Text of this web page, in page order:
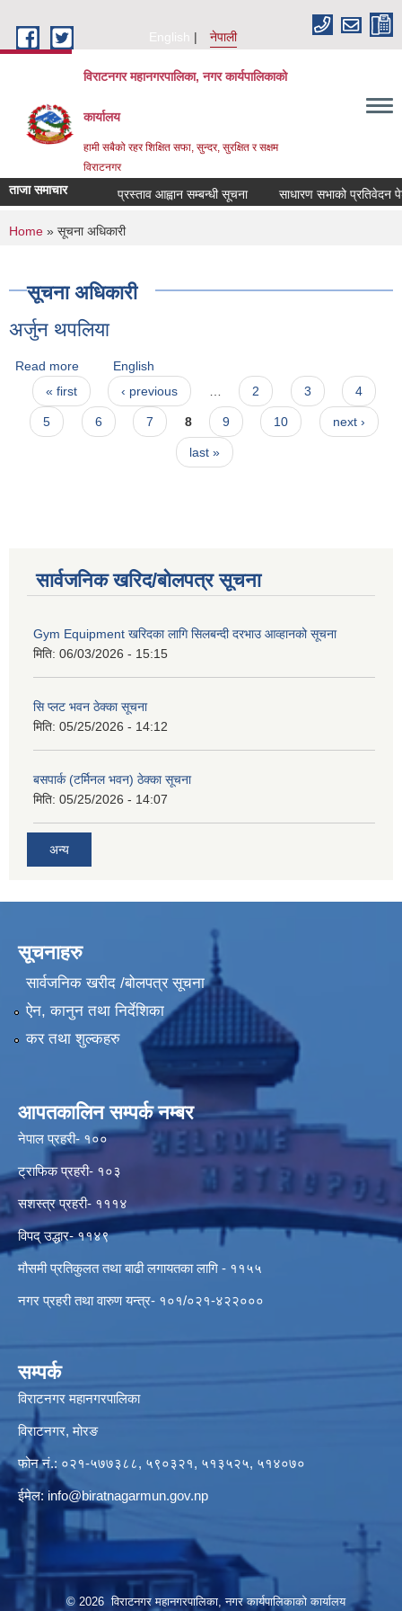
English
नेपाली
विराटनगर महानगरपालिका, नगर कार्यपालिकाको
कार्यालय
हामी सबैको रहर शिक्षित सफा, सुन्दर, सुरक्षित र सक्षम
विराटनगर
ताजा समाचार प्रस्ताव आह्वान सम्बन्धी सूचना साधारण सभाको प्रतिवेदन
You are here
Home » सूचना अधिकारी
सूचना अधिकारी
अर्जुन थपलिया
Read more about अर्जुन थपलिया
English
Pages
« first ‹ previous … 2 3 4
5 6 7 8 9 10 next ›
last »
सार्वजनिक खरिद/बोलपत्र सूचना
Gym Equipment खरिदका लागि सिलबन्दी दरभाउ आव्हानको सूचना
मिति: 06/03/2026 - 15:15
सि प्लट भवन ठेक्का सूचना
मिति: 05/25/2026 - 14:12
बसपार्क (टर्मिनल भवन) ठेक्का सूचना
मिति: 05/25/2026 - 14:07
अन्य
सूचनाहरु
सार्वजनिक खरीद /बोलपत्र सूचना
ऐन, कानुन तथा निर्देशिका
कर तथा शुल्कहरु
आपतकालिन सम्पर्क नम्बर
नेपाल प्रहरी- १००
ट्राफिक प्रहरी- १०३
सशस्त्र प्रहरी- १११४
विपद् उद्धार- ११४९
मौसमी प्रतिकुलत तथा बाढी लगायतका लागि - ११५५
नगर प्रहरी तथा वारुण यन्त्र- १०१/०२१-४२२०००
सम्पर्क
विराटनगर महानगरपालिका
विराटनगर, मोरङ
फोन नं.: ०२१-५७७३८८, ५९०३२१, ५१३५२५, ५१४०७०
ईमेल: info@biratnagarmun.gov.np
© 2026 विराटनगर महानगरपालिका, नगर कार्यपालिकाको कार्यालय